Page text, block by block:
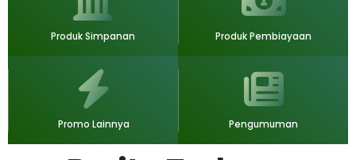
Produk Simpanan Produk Pembiayaan
Promo Lainnya Pengumuman